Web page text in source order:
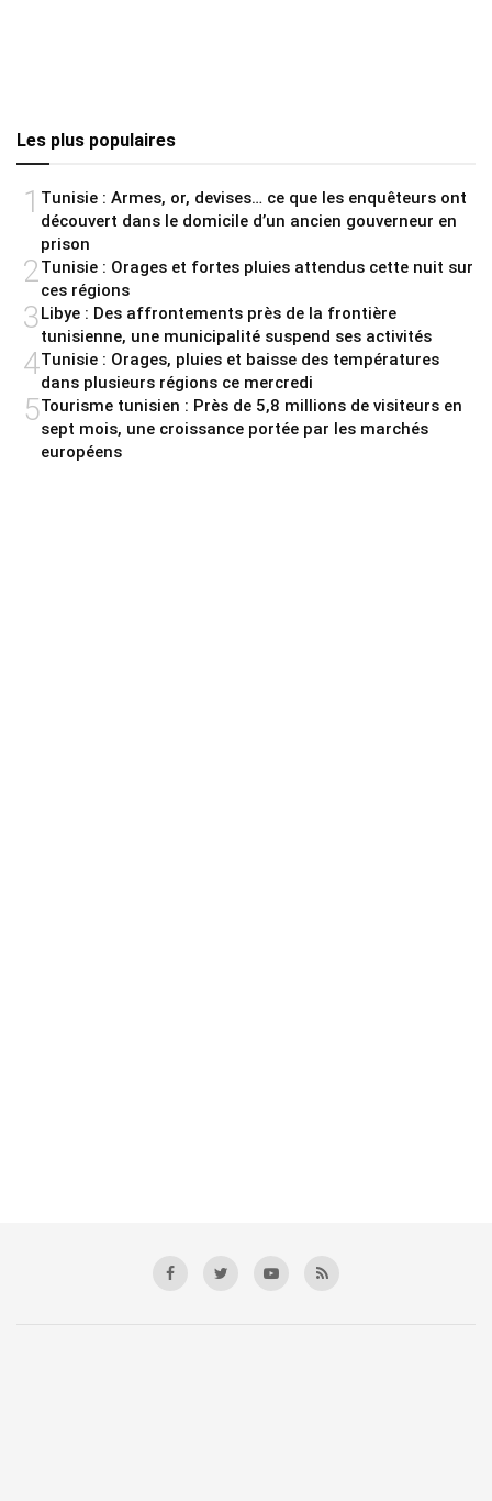
Les plus populaires
1 Tunisie : Armes, or, devises… ce que les enquêteurs ont
découvert dans le domicile d’un ancien gouverneur en
prison
2Tunisie : Orages et fortes pluies attendus cette nuit sur
ces régions
3Libye : Des affrontements près de la frontière
tunisienne, une municipalité suspend ses activités
4Tunisie : Orages, pluies et baisse des températures
dans plusieurs régions ce mercredi
5Tourisme tunisien : Près de 5,8 millions de visiteurs en
sept mois, une croissance portée par les marchés
européens